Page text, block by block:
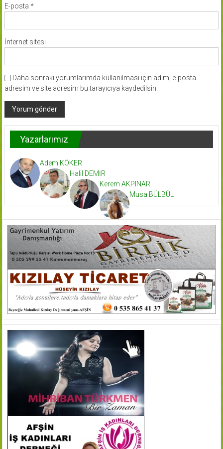
E-posta *
İnternet sitesi
Daha sonraki yorumlarımda kullanılması için adım, e-posta
adresim ve site adresim bu tarayıcıya kaydedilsin.
Yazarlarımız
Adem KÖKER
Halil DEMİR
Kerem AKPINAR
Musa BÜLBÜL